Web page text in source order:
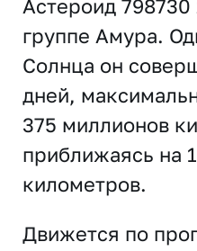
Астероид 798730
группе Амура.
Солнца он
дней,
375 миллионов
приближаясь на
километров.
Движется по